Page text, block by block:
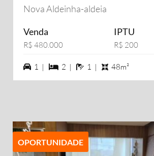
Nova Aldeinha-aldeia
Venda
R$ 480.000
IPTU
R$ 200
1 vagas na garagem
1 | 2 dormiórios
2 | 1 banheiros
1 | 48m²
OPORTUNIDADE